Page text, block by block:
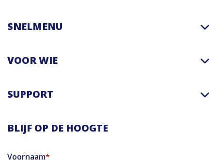
SNELMENU
VOOR WIE
SUPPORT
BLIJF OP DE HOOGTE
Voornaam